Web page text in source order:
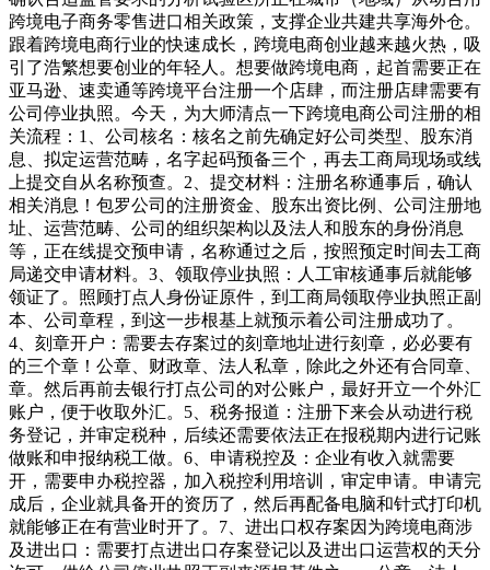
跨境电子商务零售进口相关政策，支撑企业共建共享海外仓。
跟着跨境电商行业的快速成长，跨境电商创业越来越火热，吸
引了浩繁想要创业的年轻人。想要做跨境电商，起首需要正在
亚马逊、速卖通等跨境平台注册一个店肆，而注册店肆需要有
公司停业执照。今天，为大师清点一下跨境电商公司注册的相
关流程：1、公司核名：核名之前先确定好公司类型、股东消
息、拟定运营范畴，名字起码预备三个，再去工商局现场或线
上提交自从名称预查。2、提交材料：注册名称通事后，确认
相关消息！包罗公司的注册资金、股东出资比例、公司注册地
址、运营范畴、公司的组织架构以及法人和股东的身份消息
等，正在线提交预申请，名称通过之后，按照预定时间去工商
局递交申请材料。3、领取停业执照：人工审核通事后就能够
领证了。照顾打点人身份证原件，到工商局领取停业执照正副
本、公司章程，到这一步根基上就预示着公司注册成功了。
4、刻章开户：需要去存案过的刻章地址进行刻章，必必要有
的三个章！公章、财政章、法人私章，除此之外还有合同章、
章。然后再前去银行打点公司的对公账户，最好开立一个外汇
账户，便于收取外汇。5、税务报道：注册下来会从动进行税
务登记，并审定税种，后续还需要依法正在报税期内进行记账
做账和申报纳税工做。6、申请税控及：企业有收入就需要
开，需要申办税控器，加入税控利用培训，审定申请。申请完
成后，企业就具备开的资历了，然后再配备电脑和针式打印机
就能够正在有营业时开了。7、进出口权存案因为跨境电商涉
及进出口：需要打点进出口存案登记以及进出口运营权的天分